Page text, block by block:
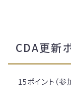
CDA更新
15ポイント（